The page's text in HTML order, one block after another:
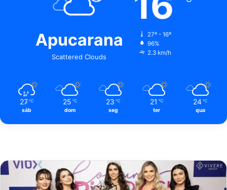
Apucarana
Scattered Clouds
27º - 16º
96%
2.3 km/h
27 ℃
sáb
25 ℃
dom
23 ℃
seg
21 ℃
ter
24 ℃
qua